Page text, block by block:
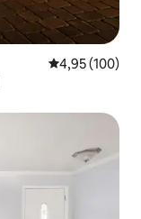
Xếp hạng
4,95 (100)